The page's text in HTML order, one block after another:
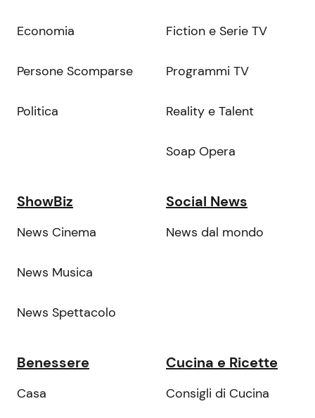
Economia
Persone Scomparse
Politica
Fiction e Serie TV
Programmi TV
Reality e Talent
Soap Opera
ShowBiz
News Cinema
News Musica
News Spettacolo
Social News
News dal mondo
Benessere
Casa
Cucina e Ricette
Consigli di Cucina